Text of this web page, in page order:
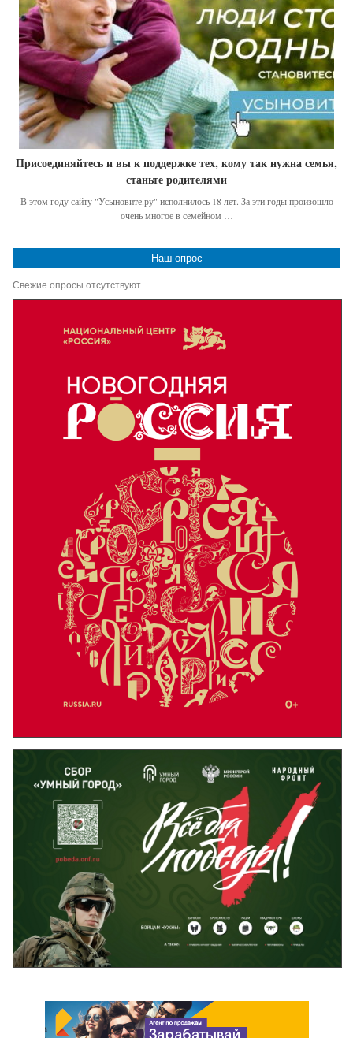
Присоединяйтесь и вы к поддержке тех, кому так нужна семья,
станьте родителями
В этом году сайту "Усыновите.ру" исполнилось 18 лет. За эти годы произошло
очень многое в семейном …
Наш опрос
Свежие опросы отсутствуют...